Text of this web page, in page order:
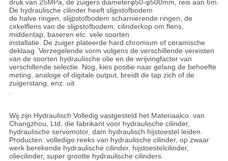
druk van 25MPa, de zuigers diameterφ50-φ500mm, reis aan 6m.
De hydraulische cilinder heeft slijpstofbodem
de halve ringen, slijpstofbodem scharnierende ringen, de
cirkelflens van de slijpstofbodem, cilinderkop om flens,
middentap, baseren etc. vele soorten
installatie. De zuiger plateerde hard chromium of ceramische
deklaag. Verzegelende vorm volgens de verschillende vereisten
van de soorten hydraulische olie en de wrijvingfactor van
verschillende selectie. Nog, kies positie naar gelang de behoefte
meting, analoge of digitale output, breidt de tap zich of de
zuigerstang, enz. uit
.
Wij zijn Hydraulisch Volledig vastgesteld het Materiaalco. van
Changzhou, Ltd, die fabrikant voor hydraulische cilinder,
hydraulische servomotor, dam hydraulisch hijstoestel leiden.
Producten: volledige reeks van hydraulische cilinder, op zwaar
werk berekende hydraulische cilinder, hijstoestelcilinder,
oliecilinder, super grootte hydraulische cilinders.